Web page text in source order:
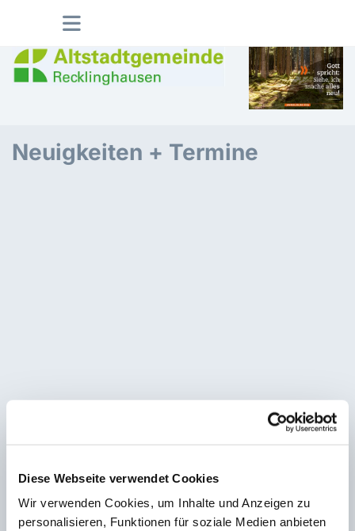
Diese Webseite verwendet Cookies
Wir verwenden Cookies, um Inhalte und Anzeigen zu
personalisieren, Funktionen für soziale Medien anbieten
Neuigkeiten + Termine
Gottesdienste